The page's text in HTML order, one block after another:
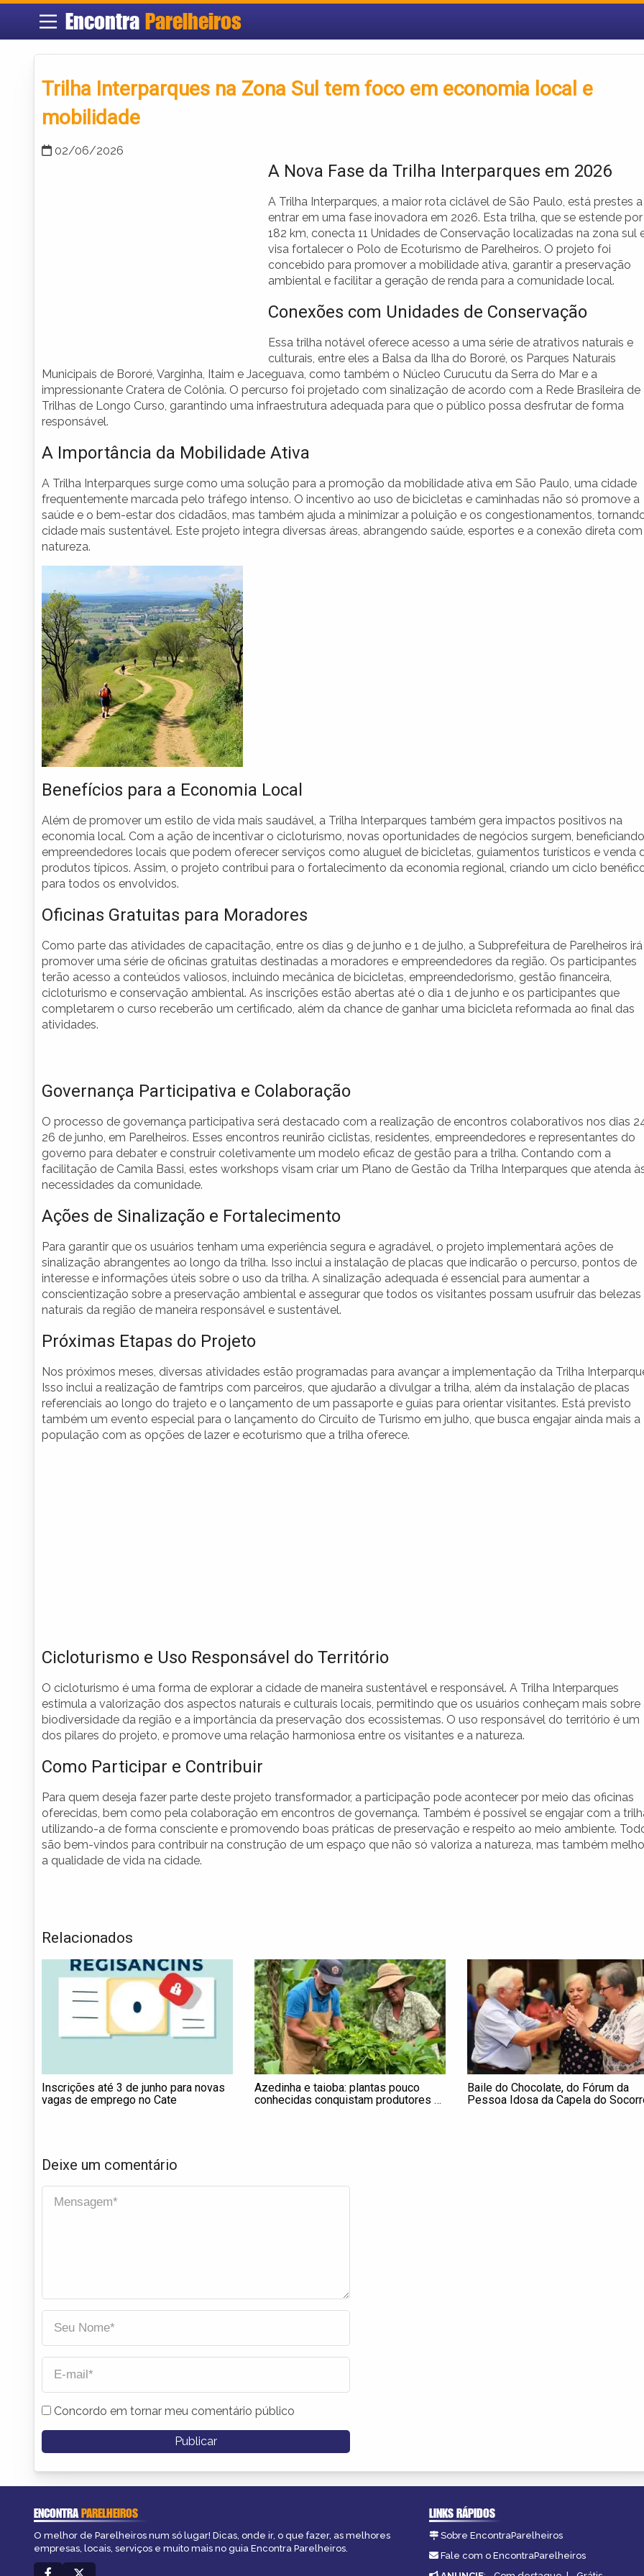
Encontra Parelheiros
Trilha Interparques na Zona Sul tem foco em economia local e
mobilidade
02/06/2026
A Nova Fase da Trilha Interparques em 2026
A Trilha Interparques, a maior rota ciclável de São Paulo, está prestes a
entrar em uma fase inovadora em 2026. Esta trilha, que se estende por
182 km, conecta 11 Unidades de Conservação localizadas na zona sul
visa fortalecer o Polo de Ecoturismo de Parelheiros. O projeto foi
concebido para promover a mobilidade ativa, garantir a preservação
ambiental e facilitar a geração de renda para a comunidade local.
Conexões com Unidades de Conservação
Essa trilha notável oferece acesso a uma série de atrativos naturais e
culturais, entre eles a Balsa da Ilha do Bororé, os Parques Naturais
Municipais de Bororé, Varginha, Itaim e Jaceguava, como também o Núcleo Curucutu da Serra do Mar e a
impressionante Cratera de Colônia. O percurso foi projetado com sinalização de acordo com a Rede Brasileira de
Trilhas de Longo Curso, garantindo uma infraestrutura adequada para que o público possa desfrutar de forma
responsável.
A Importância da Mobilidade Ativa
A Trilha Interparques surge como uma solução para a promoção da mobilidade ativa em São Paulo, uma cidade
frequentemente marcada pelo tráfego intenso. O incentivo ao uso de bicicletas e caminhadas não só promove a
saúde e o bem-estar dos cidadãos, mas também ajuda a minimizar a poluição e os congestionamentos,
cidade mais sustentável. Este projeto integra diversas áreas, abrangendo saúde, esportes e a conexão direta
natureza.
Benefícios para a Economia Local
Além de promover um estilo de vida mais saudável, a Trilha Interparques também gera impactos positivos na
economia local. Com a ação de incentivar o cicloturismo, novas oportunidades de negócios surgem, beneficiando
empreendedores locais que podem oferecer serviços como aluguel de bicicletas, guiamentos turísticos e venda
produtos típicos. Assim, o projeto contribui para o fortalecimento da economia regional, criando um ciclo
para todos os envolvidos.
Oficinas Gratuitas para Moradores
Como parte das atividades de capacitação, entre os dias 9 de junho e 1 de julho, a Subprefeitura de Parelheiros irá
promover uma série de oficinas gratuitas destinadas a moradores e empreendedores da região. Os participantes
terão acesso a conteúdos valiosos, incluindo mecânica de bicicletas, empreendedorismo, gestão financeira,
cicloturismo e conservação ambiental. As inscrições estão abertas até o dia 1 de junho e os participantes que
completarem o curso receberão um certificado, além da chance de ganhar uma bicicleta reformada ao final das
atividades.
Governança Participativa e Colaboração
O processo de governança participativa será destacado com a realização de encontros colaborativos nos dias
26 de junho, em Parelheiros. Esses encontros reunirão ciclistas, residentes, empreendedores e representantes do
governo para debater e construir coletivamente um modelo eficaz de gestão para a trilha. Contando com a
facilitação de Camila Bassi, estes workshops visam criar um Plano de Gestão da Trilha Interparques que atenda
necessidades da comunidade.
Ações de Sinalização e Fortalecimento
Para garantir que os usuários tenham uma experiência segura e agradável, o projeto implementará ações de
sinalização abrangentes ao longo da trilha. Isso inclui a instalação de placas que indicarão o percurso, pontos de
interesse e informações úteis sobre o uso da trilha. A sinalização adequada é essencial para aumentar a
conscientização sobre a preservação ambiental e assegurar que todos os visitantes possam usufruir das belezas
naturais da região de maneira responsável e sustentável.
Próximas Etapas do Projeto
Nos próximos meses, diversas atividades estão programadas para avançar a implementação da Trilha
Isso inclui a realização de famtrips com parceiros, que ajudarão a divulgar a trilha, além da instalação de placas
referenciais ao longo do trajeto e o lançamento de um passaporte e guias para orientar visitantes. Está previsto
também um evento especial para o lançamento do Circuito de Turismo em julho, que busca engajar ainda mais a
população com as opções de lazer e ecoturismo que a trilha oferece.
Cicloturismo e Uso Responsável do Território
O cicloturismo é uma forma de explorar a cidade de maneira sustentável e responsável. A Trilha Interparques
estimula a valorização dos aspectos naturais e culturais locais, permitindo que os usuários conheçam mais sobre
biodiversidade da região e a importância da preservação dos ecossistemas. O uso responsável do território é um
dos pilares do projeto, e promove uma relação harmoniosa entre os visitantes e a natureza.
Como Participar e Contribuir
Para quem deseja fazer parte deste projeto transformador, a participação pode acontecer por meio das oficinas
oferecidas, bem como pela colaboração em encontros de governança. Também é possível se engajar com a
utilizando-a de forma consciente e promovendo boas práticas de preservação e respeito ao meio ambiente.
são bem-vindos para contribuir na construção de um espaço que não só valoriza a natureza, mas também
a qualidade de vida na cidade.
Relacionados
Inscrições até 3 de junho para novas
vagas de emprego no Cate
Azedinha e taioba: plantas pouco
conhecidas conquistam produtores e
Baile do Chocolate, do Fórum da
Pessoa Idosa da Capela do
Deixe um comentário
Concordo em tornar meu comentário público
ENCONTRAPARELHEIROS
O melhor de Parelheiros num só lugar! Dicas, onde ir, o que fazer, as melhores
empresas, locais, serviços e muito mais no guia Encontra Parelheiros.
LINKS RÁPIDOS
Sobre EncontraParelheiros
Fale com o EncontraParelheiros